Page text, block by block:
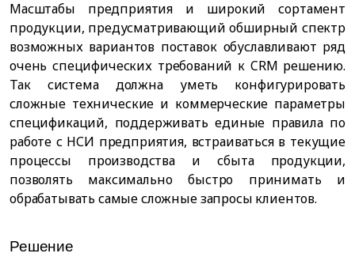
Масштабы предприятия и широкий сортамент
продукции, предусматривающий обширный спектр
возможных вариантов поставок обуславливают ряд
очень специфических требований к CRM решению.
Так система должна уметь конфигурировать
сложные технические и коммерческие параметры
спецификаций, поддерживать единые правила по
работе с НСИ предприятия, встраиваться в текущие
процессы производства и сбыта продукции,
позволять максимально быстро принимать и
обрабатывать самые сложные запросы клиентов.
Решение